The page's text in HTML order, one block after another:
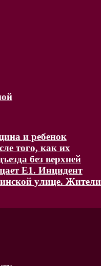
и ребенок
того, как их
без верхней
Е1. Инцидент
улице. Жители